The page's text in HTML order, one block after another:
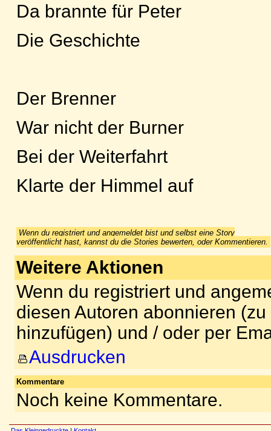
Da brannte für Peter
Die Geschichte
Der Brenner
War nicht der Burner
Bei der Weiterfahrt
Klarte der Himmel auf
Wenn du registriert und angemeldet bist und selbst eine Story
veröffentlicht hast, kannst du die Stories bewerten, oder Kommentieren.
Weitere Aktionen
Wenn du registriert und
diesen Autoren abonnieren
hinzufügen) und / oder per
Ausdrucken
Kommentare
Noch keine Kommentare.